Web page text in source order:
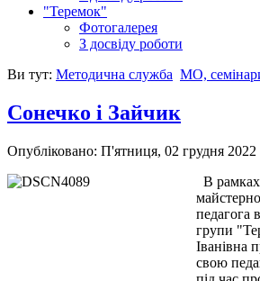
"Теремок"
Фотогалерея
З досвіду роботи
Ви тут: Методична служба МО,
Сонечко і Зайчик
Опубліковано: П'ятниця, 02 грудня 2022
В
педагога
групи
Іванівна
свою